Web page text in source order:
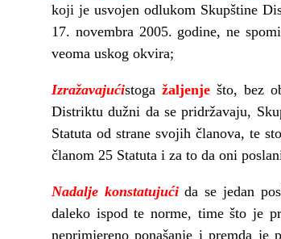
koji je usvojen odlukom Skupštine
17. novembra 2005. godine, ne
veoma uskog okvira;
Izražavajućistogažaljenje što, bez
Distriktu dužni da se pridržavaju,
Statuta od strane svojih članova, te
članom 25 Statuta i za to da oni
Nadalje konstatujućida se jedan
daleko ispod te norme, time što je
neprimjereno ponašanje i premda